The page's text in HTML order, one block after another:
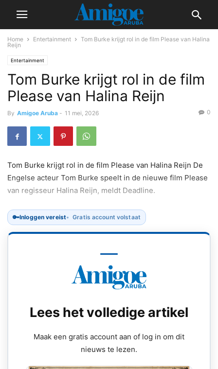
Home Entertainment
Tom Burke krijgt rol in de film Please van Halina
Reijn
Entertainment
Tom Burke krijgt rol in de film
Please van Halina Reijn
By Amigoe Aruba - 11 mei, 2026 0
Tom Burke krijgt rol in de film Please van Halina Reijn De
Engelse acteur Tom Burke speelt in de nieuwe film Please
van regisseur Halina Reijn, meldt Deadline.
🔑Inloggen vereist Gratis account volstaat
Lees het volledige artikel
Maak een gratis account aan of log in om dit
nieuws te lezen.